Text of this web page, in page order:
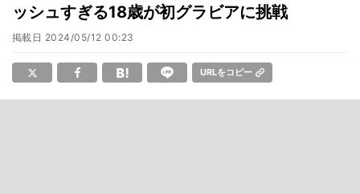
ッシュすぎる18歳が初グラビアに挑戦
掲載日 2024/05/12 00:23
URLをコピー